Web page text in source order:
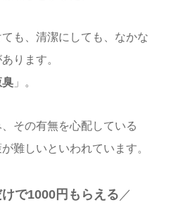
も、清潔にしても、なかな
ります。
臭」。
その有無を心配している
難しいといわれています。
で1000円もらえる ／